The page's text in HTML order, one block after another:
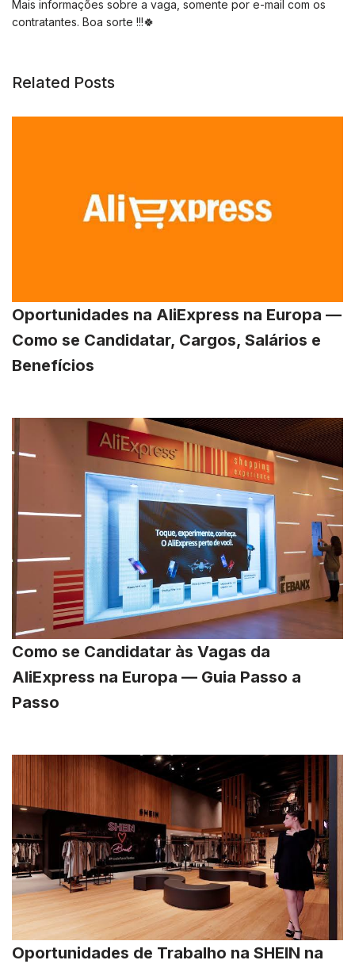
Mais informações sobre a vaga, somente por e-mail com os
contratantes. Boa sorte !!!🍀
Related Posts
Oportunidades na AliExpress na Europa —
Como se Candidatar, Cargos, Salários e
Benefícios
Como se Candidatar às Vagas da
AliExpress na Europa — Guia Passo a
Passo
Oportunidades de Trabalho na SHEIN na